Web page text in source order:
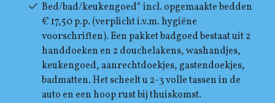
Bed/bad/keukengoed* incl. opgemaakte bedden
€ 17,50 p.p. (verplicht i.v.m. hygiëne
voorschriften). Een pakket badgoed bestaat uit 2
handdoeken en 2 douchelakens, washandjes,
keukengoed, aanrechtdoekjes, gastendoekjes,
badmatten. Het scheelt u 2-3 volle tassen in de
auto en een hoop rust bij thuiskomst.